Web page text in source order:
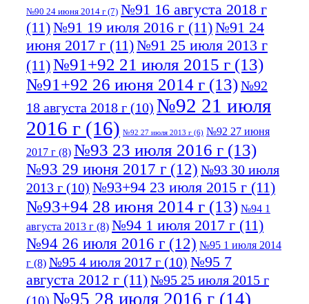
№90 24 июня 2014 г (7) №91 16 августа 2018 г
(11)№91 19 июля 2016 г (11)№91 24
июня 2017 г (11)№91 25 июля 2013 г
(11)№91+92 21 июля 2015 г (13)
№91+92 26 июня 2014 г (13)№92
18 августа 2018 г (10) №92 21 июля
2016 г (16) №92 27 июля 2013 г (6) №92 27 июня
2017 г (8) №93 23 июля 2016 г (13)
№93 29 июня 2017 г (12) №93 30 июля
2013 г (10) №93+94 23 июля 2015 г (11)
№93+94 28 июня 2014 г (13) №94 1
августа 2013 г (8) №94 1 июля 2017 г (11)
№94 26 июля 2016 г (12) №95 1 июля 2014
г (8) №95 4 июля 2017 г (10) №95 7
августа 2012 г (11)№95 25 июля 2015 г
(10) №95 28 июля 2016 г (14)